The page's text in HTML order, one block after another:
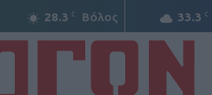
28.3 C Βόλος 33.3 C